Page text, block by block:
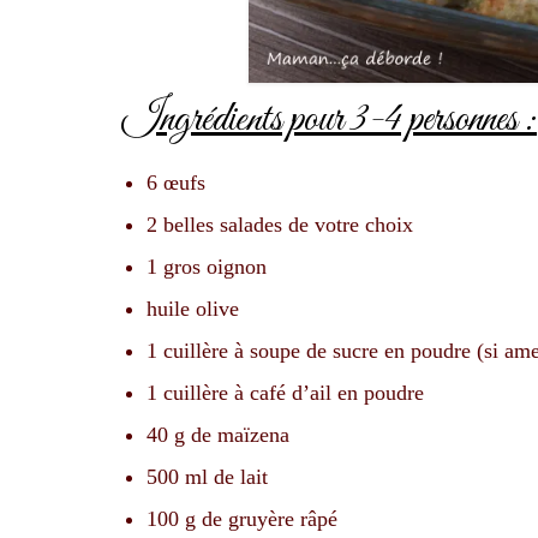
Ingrédients pour 3-4 personnes :
6 œufs
2 belles salades de votre choix
1 gros oignon
huile olive
1 cuillère à soupe de sucre en poudre (si
1 cuillère à café d’ail en poudre
40 g de maïzena
500 ml de lait
100 g de gruyère râpé